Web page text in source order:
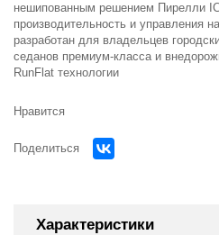
нешипованным решением Пирелли
производительность и управления
разработан для владельцев
седанов премиум-класса и
RunFlat технологии
Нравится
Поделиться
Характеристики